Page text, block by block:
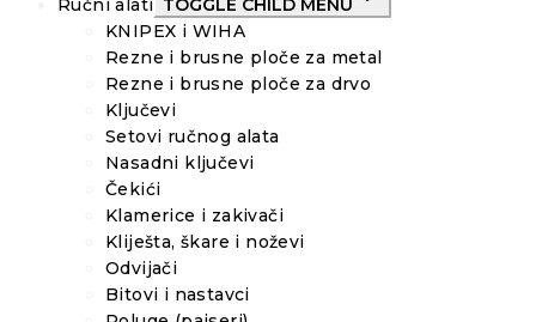
Ručni alati TOGGLE CHILD MENU
KNIPEX i WIHA
Rezne i brusne ploče za metal
Rezne i brusne ploče za drvo
Ključevi
Setovi ručnog alata
Nasadni ključevi
Čekići
Klamerice i zakivači
Kliješta, škare i noževi
Odvijači
Bitovi i nastavci